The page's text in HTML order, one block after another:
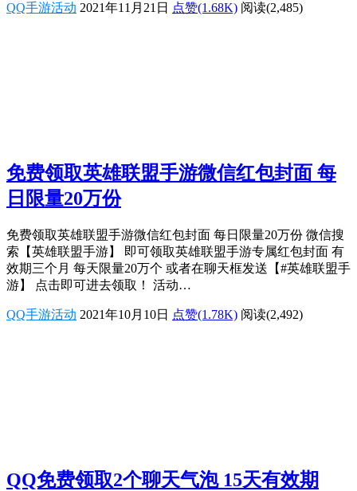
QQ手游活动 2021年11月21日 点赞(1.68K) 阅读(2,485)
免费领取英雄联盟手游微信红包封面 每
日限量20万份
免费领取英雄联盟手游微信红包封面 每日限量20万份 微信搜
索【英雄联盟手游】 即可领取英雄联盟手游专属红包封面 有
效期三个月 每天限量20万个 或者在聊天框发送【#英雄联盟手
游】 点击即可进去领取！ 活动…
QQ手游活动 2021年10月10日 点赞(1.78K) 阅读(2,492)
QQ免费领取2个聊天气泡 15天有效期